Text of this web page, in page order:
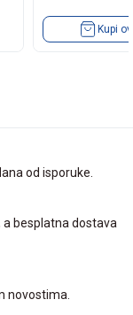
Kupi
od isporuke.
a besplatna dostava
novostima.